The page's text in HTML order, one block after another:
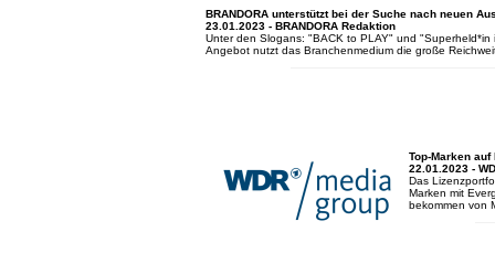
BRANDORA unterstützt bei der Suche nach neuen
23.01.2023 - BRANDORA Redaktion
Unter den Slogans: "BACK to PLAY" und
Angebot nutzt das Branchenmedium die große
Top-Marken
22.01.2023 -
Das
Marken mit
bekommen von